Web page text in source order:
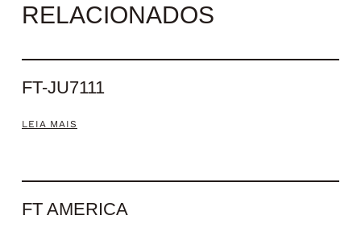
RELACIONADOS
FT-JU7111
LEIA MAIS
FT AMERICA